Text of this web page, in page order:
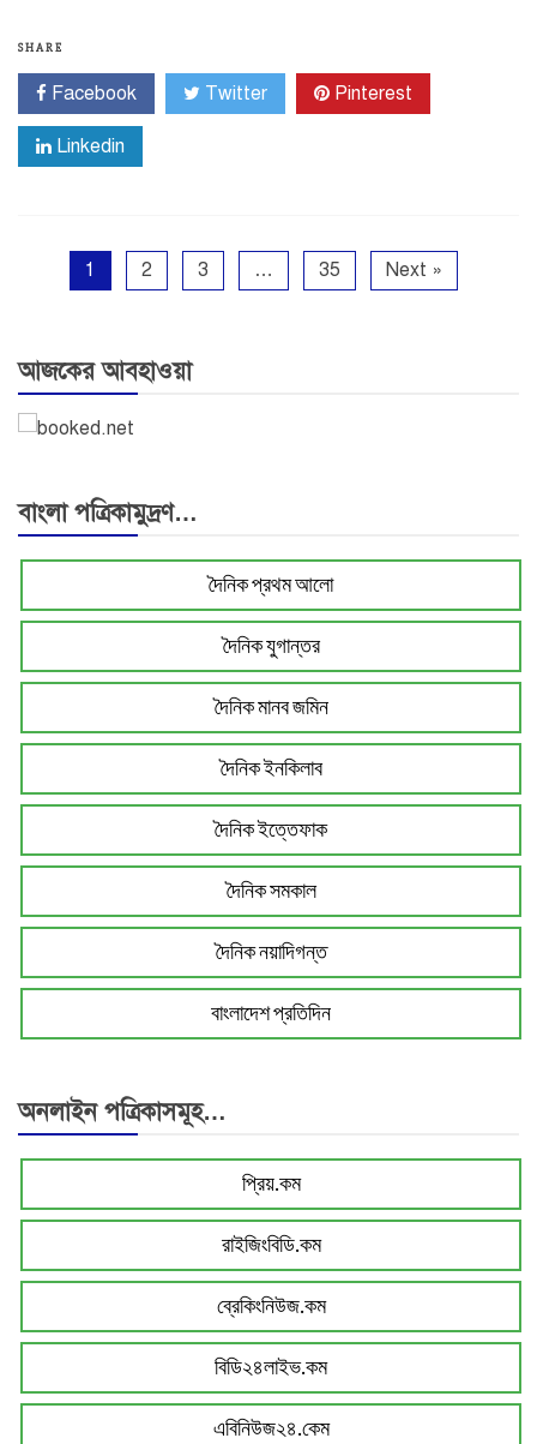
SHARE
Facebook Twitter Pinterest
Linkedin
1 2 3 … 35 Next »
আজকের আবহাওয়া
বাংলা পত্রিকামুদ্রণ…
দৈনিক প্রথম আলো
দৈনিক যুগান্তর
দৈনিক মানব জমিন
দৈনিক ইনকিলাব
দৈনিক ইত্তেফাক
দৈনিক সমকাল
দৈনিক নয়াদিগন্ত
বাংলাদেশ প্রতিদিন
অনলাইন পত্রিকাসমূহ…
প্রিয়.কম
রাইজিংবিডি.কম
ব্রেকিংনিউজ.কম
বিডি২৪লাইভ.কম
এবিনিউজ২৪.কেম